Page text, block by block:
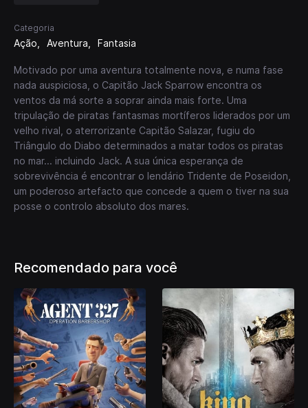
Categoria
Ação Aventura Fantasia
Motivado por uma aventura totalmente nova, e numa fase
nada auspiciosa, o Capitão Jack Sparrow encontra os
ventos da má sorte a soprar ainda mais forte. Uma
tripulação de piratas fantasmas mortíferos liderados por um
velho rival, o aterrorizante Capitão Salazar, fugiu do
Triângulo do Diabo determinados a matar todos os piratas
no mar... incluindo Jack. A sua única esperança de
sobrevivência é encontrar o lendário Tridente de Poseidon,
um poderoso artefacto que concede a quem o tiver na sua
posse o controlo absoluto dos mares.
Recomendado para você